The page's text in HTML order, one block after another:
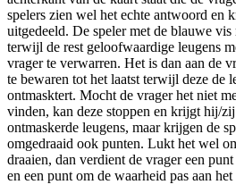
spelers zien wel het echte antwoord en
uitgedeeld. De speler met de blauwe
terwijl de rest geloofwaardige leugens
vrager te verwarren. Het is dan aan de
te bewaren tot het laatst terwijl deze de
ontmasktert. Mocht de vrager het niet
vinden, kan deze stoppen en krijgt hij/
ontmaskerde leugens, maar krijgen de
omgedraaid ook punten. Lukt het wel
draaien, dan verdient de vrager een
en een punt om de waarheid pas aan